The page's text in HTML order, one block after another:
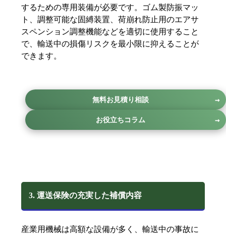
するための専用装備が必要です。ゴム製防振マッ
ト、調整可能な固縛装置、荷崩れ防止用のエアサ
スペンション調整機能などを適切に使用すること
で、輸送中の損傷リスクを最小限に抑えることが
できます。
無料お見積り相談
お役立ちコラム
3. 運送保険の充実した補償内容
産業用機械は高額な設備が多く、輸送中の事故に